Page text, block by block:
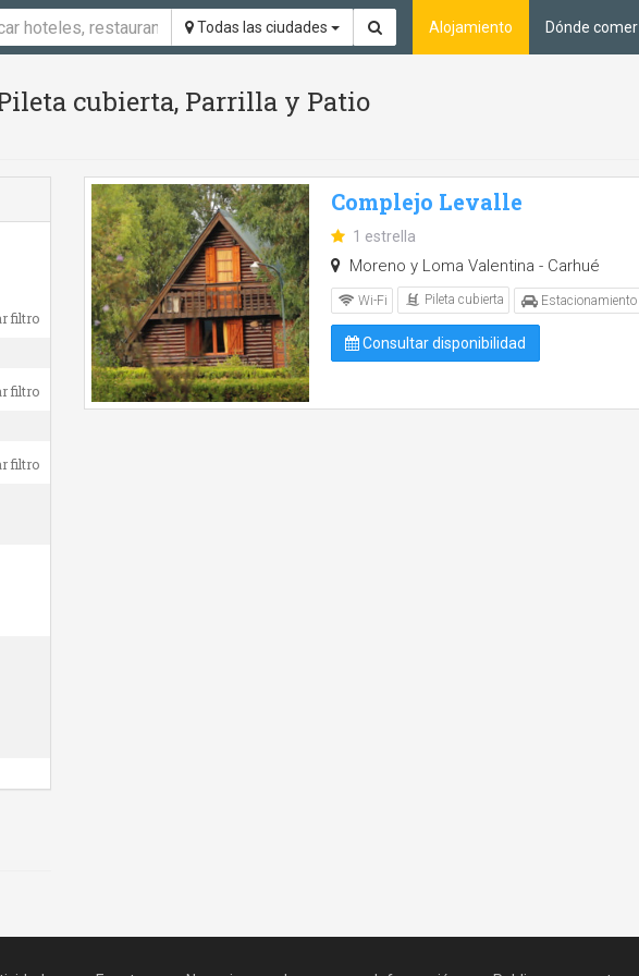
Todas las ciudades Alojamiento Dónde comer
cubierta, Parrilla y Patio
filtro
filtro
filtro
Complejo Levalle
1 estrella
Moreno y Loma Valentina - Carhué
Wi-Fi Pileta cubierta Estacionamiento
Consultar disponibilidad